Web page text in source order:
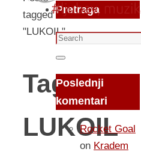
tagged
"LUKOIL"
Tag:
LUKOIL
Pretraga
Search
for:
Search
Poslednji
komentari
Rocket Goal
on Kradem